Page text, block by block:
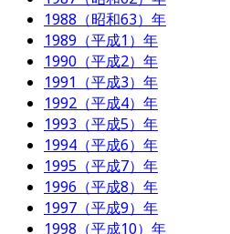
1988（昭和63）年
1989（平成1）年
1990（平成2）年
1991（平成3）年
1992（平成4）年
1993（平成5）年
1994（平成6）年
1995（平成7）年
1996（平成8）年
1997（平成9）年
1998（平成10）年